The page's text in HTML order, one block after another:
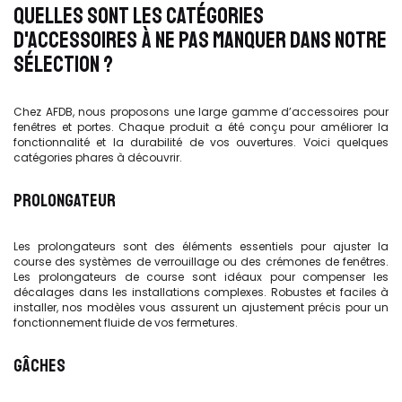
QUELLES SONT LES CATÉGORIES
D'ACCESSOIRES À NE PAS MANQUER DANS NOTRE
SÉLECTION ?
Chez AFDB, nous proposons une large gamme d’accessoires pour
fenêtres et portes. Chaque produit a été conçu pour améliorer la
fonctionnalité et la durabilité de vos ouvertures. Voici quelques
catégories phares à découvrir.
PROLONGATEUR
Les prolongateurs sont des éléments essentiels pour ajuster la
course des systèmes de verrouillage ou des crémones de fenêtres.
Les prolongateurs de course sont idéaux pour compenser les
décalages dans les installations complexes. Robustes et faciles à
installer, nos modèles vous assurent un ajustement précis pour un
fonctionnement fluide de vos fermetures.
GÂCHES